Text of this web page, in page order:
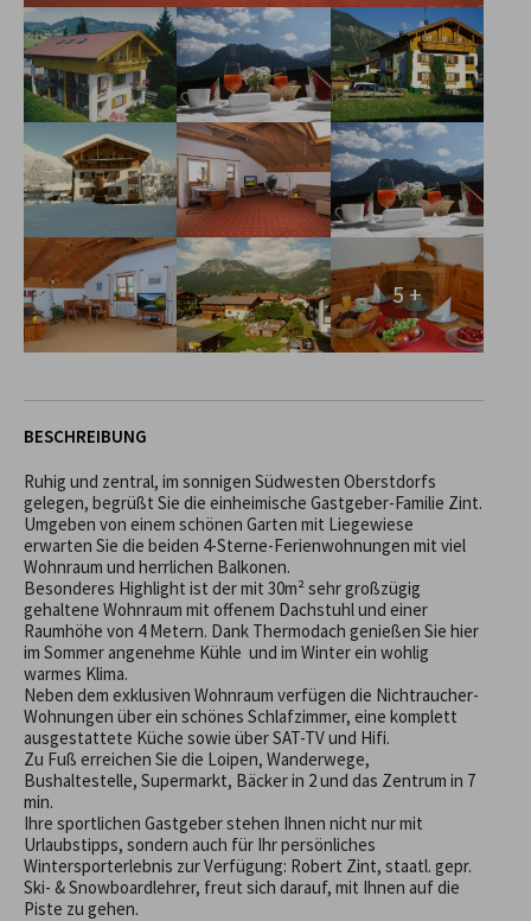
5 +
BESCHREIBUNG
Ruhig und zentral, im sonnigen Südwesten Oberstdorfs
gelegen, begrüßt Sie die einheimische Gastgeber-Familie Zint.
Umgeben von einem schönen Garten mit Liegewiese
erwarten Sie die beiden 4-Sterne-Ferienwohnungen mit viel
Wohnraum und herrlichen Balkonen.
Besonderes Highlight ist der mit 30m² sehr großzügig
gehaltene Wohnraum mit offenem Dachstuhl und einer
Raumhöhe von 4 Metern. Dank Thermodach genießen Sie hier
im Sommer angenehme Kühle  und im Winter ein wohlig
warmes Klima.
Neben dem exklusiven Wohnraum verfügen die Nichtraucher-
Wohnungen über ein schönes Schlafzimmer, eine komplett
ausgestattete Küche sowie über SAT-TV und Hifi.
Zu Fuß erreichen Sie die Loipen, Wanderwege,
Bushaltestelle, Supermarkt, Bäcker in 2 und das Zentrum in 7
min.
Ihre sportlichen Gastgeber stehen Ihnen nicht nur mit
Urlaubstipps, sondern auch für Ihr persönliches
Wintersporterlebnis zur Verfügung: Robert Zint, staatl. gepr.
Ski- & Snowboardlehrer, freut sich darauf, mit Ihnen auf die
Piste zu gehen.